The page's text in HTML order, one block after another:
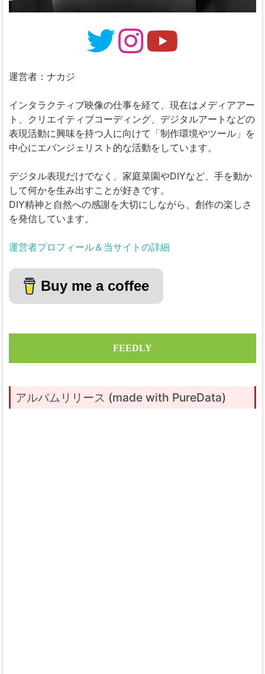
運営者：ナカジ
インタラクティブ映像の仕事を経て、現在はメディアアー
ト、クリエイティブコーディング、デジタルアートなどの
表現活動に興味を持つ人に向けて「制作環境やツール」を
中心にエバンジェリスト的な活動をしています。
デジタル表現だけでなく、家庭菜園やDIYなど、手を動か
して何かを生み出すことが好きです。
DIY精神と自然への感謝を大切にしながら、創作の楽しさ
を発信しています。
運営者プロフィール＆当サイトの詳細
Buy me a coffee
FEEDLY
アルバムリリース (made with PureData)